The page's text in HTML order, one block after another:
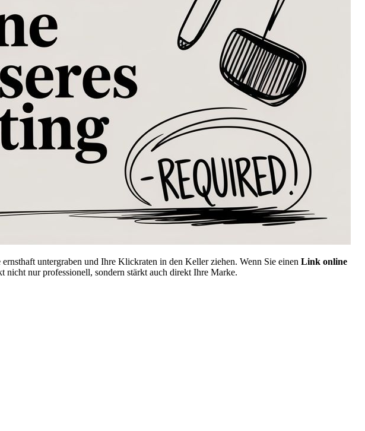
untergraben und Ihre Klickraten in den Keller ziehen. Wenn Sie einen Link online
nur professionell, sondern stärkt auch direkt Ihre Marke.